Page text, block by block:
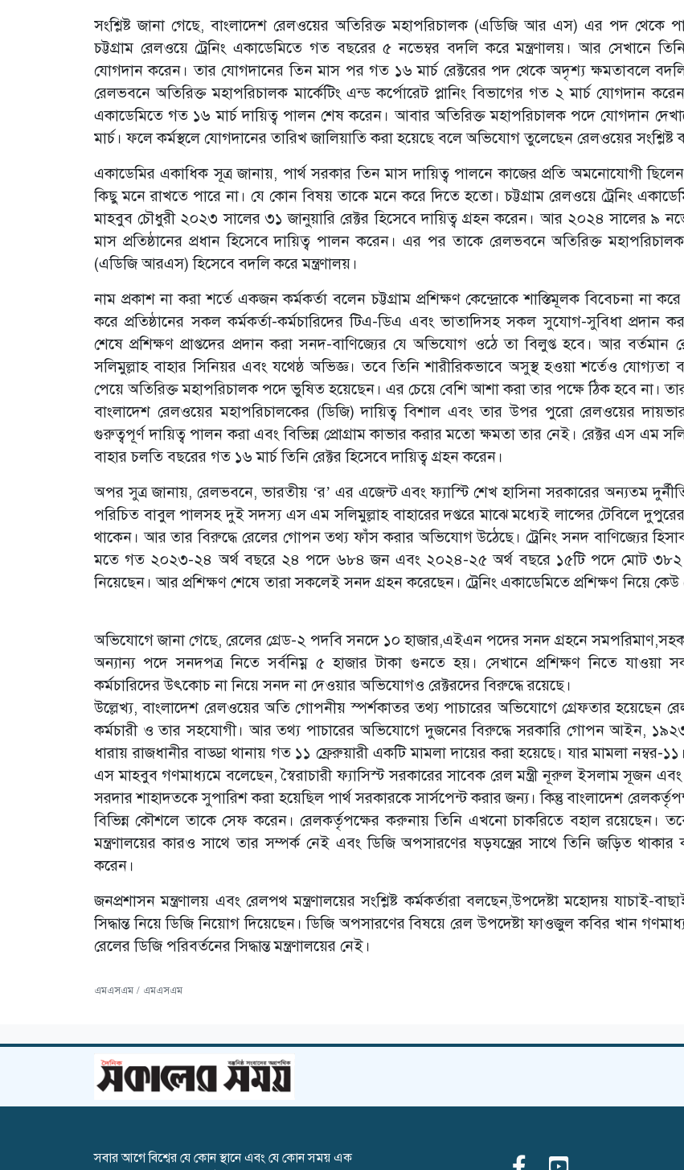
সংশ্লিষ্ট জানা গেছে, বাংলাদেশ রেলওয়ের অতিরিক্ত মহাপরিচালক (এডিজি আর এস) এর পদ থেকে
চট্টগ্রাম রেলওয়ে ট্রেনিং একাডেমিতে গত বছরের ৫ নভেম্বর বদলি করে মন্ত্রণালয়। আর সেখানে
যোগদান করেন। তার যোগদানের তিন মাস পর গত ১৬ মার্চ রেক্টরের পদ থেকে অদৃশ্য ক্ষমতাবলে বদলি
রেলভবনে অতিরিক্ত মহাপরিচালক মার্কেটিং এন্ড কর্পোরেট প্লানিং বিভাগের গত ২ মার্চ যোগদান করেন।
একাডেমিতে গত ১৬ মার্চ দায়িত্ব পালন শেষ করেন। আবার অতিরিক্ত মহাপরিচালক পদে যোগদান
মার্চ। ফলে কর্মস্থলে যোগদানের তারিখ জালিয়াতি করা হয়েছে বলে অভিযোগ তুলেছেন রেলওয়ের সংশ্লিষ্ট
একাডেমির একাধিক সূত্র জানায়, পার্থ সরকার তিন মাস দায়িত্ব পালনে কাজের প্রতি অমনোযোগী
কিছু মনে রাখতে পারে না। যে কোন বিষয় তাকে মনে করে দিতে হতো। চট্টগ্রাম রেলওয়ে ট্রেনিং
মাহবুব চৌধুরী ২০২৩ সালের ৩১ জানুয়ারি রেক্টর হিসেবে দায়িত্ব গ্রহন করেন। আর ২০২৪ সালের ৯
মাস প্রতিষ্ঠানের প্রধান হিসেবে দায়িত্ব পালন করেন। এর পর তাকে রেলভবনে অতিরিক্ত
(এডিজি আরএস) হিসেবে বদলি করে মন্ত্রণালয়।
নাম প্রকাশ না করা শর্তে একজন কর্মকর্তা বলেন চট্টগ্রাম প্রশিক্ষণ কেন্দ্রোকে শাস্তিমূলক বিবেচনা না
করে প্রতিষ্ঠানের সকল কর্মকর্তা-কর্মচারিদের টিএ-ডিএ এবং ভাতাদিসহ সকল সুযোগ-সুবিধা প্রদান
শেষে প্রশিক্ষণ প্রাপ্তদের প্রদান করা সনদ-বাণিজ্যের যে অভিযোগ ওঠে তা বিলুপ্ত হবে। আর বর্তমান
সলিমুল্লাহ বাহার সিনিয়র এবং যথেষ্ঠ অভিজ্ঞ। তবে তিনি শারীরিকভাবে অসুস্থ হওয়া শর্তেও যোগ্যতা
পেয়ে অতিরিক্ত মহাপরিচালক পদে ভুষিত হয়েছেন। এর চেয়ে বেশি আশা করা তার পক্ষে ঠিক হবে না।
বাংলাদেশ রেলওয়ের মহাপরিচালকের (ডিজি) দায়িত্ব বিশাল এবং তার উপর পুরো রেলওয়ের
গুরুত্বপূর্ণ দায়িত্ব পালন করা এবং বিভিন্ন প্রোগ্রাম কাভার করার মতো ক্ষমতা তার নেই। রেক্টর এস এম
বাহার চলতি বছরের গত ১৬ মার্চ তিনি রেক্টর হিসেবে দায়িত্ব গ্রহন করেন।
অপর সুত্র জানায়, রেলভবনে, ভারতীয় ‘র’ এর এজেন্ট এবং ফ্যাস্টি শেখ হাসিনা সরকারের অন্যতম
পরিচিত বাবুল পালসহ দুই সদস্য এস এম সলিমুল্লাহ বাহারের দপ্তরে মাঝে মধ্যেই লান্সের টেবিলে
থাকেন। আর তার বিরুদ্ধে রেলের গোপন তথ্য ফাঁস করার অভিযোগ উঠেছে। ট্রেনিং সনদ বাণিজ্যের
মতে গত ২০২৩-২৪ অর্থ বছরে ২৪ পদে ৬৮৪ জন এবং ২০২৪-২৫ অর্থ বছরে ১৫টি পদে মোট ৩৮২
নিয়েছেন। আর প্রশিক্ষণ শেষে তারা সকলেই সনদ গ্রহন করেছেন। ট্রেনিং একাডেমিতে প্রশিক্ষণ নিয়ে
অভিযোগে জানা গেছে, রেলের গ্রেড-২ পদবি সনদে ১০ হাজার,এইএন পদের সনদ গ্রহনে
অন্যান্য পদে সনদপত্র নিতে সর্বনিম্ন ৫ হাজার টাকা গুনতে হয়। সেখানে প্রশিক্ষণ নিতে যাওয়া
কর্মচারিদের উৎকোচ না নিয়ে সনদ না দেওয়ার অভিযোগও রেক্টরদের বিরুদ্ধে রয়েছে।
উল্লেখ্য, বাংলাদেশ রেলওয়ের অতি গোপনীয় স্পর্শকাতর তথ্য পাচারের অভিযোগে গ্রেফতার হয়েছেন
কর্মচারী ও তার সহযোগী। আর তথ্য পাচারের অভিযোগে দুজনের বিরুদ্ধে সরকারি গোপন আইন,
ধারায় রাজধানীর বাড্ডা থানায় গত ১১ ফ্রেরুয়ারী একটি মামলা দায়ের করা হয়েছে। যার মামলা নম্বর-
এস মাহবুব গণমাধ্যমে বলেছেন, স্বৈরাচারী ফ্যাসিস্ট সরকারের সাবেক রেল মন্ত্রী নূরুল ইসলাম সূজন
সরদার শাহাদতকে সুপারিশ করা হয়েছিল পার্থ সরকারকে সার্সপেন্ট করার জন্য। কিন্তু বাংলাদেশ
বিভিন্ন কৌশলে তাকে সেফ করেন। রেলকর্তৃপক্ষের করুনায় তিনি এখনো চাকরিতে বহাল রয়েছেন।
মন্ত্রণালয়ের কারও সাথে তার সম্পর্ক নেই এবং ডিজি অপসারণের ষড়যন্ত্রের সাথে তিনি জড়িত থাকার
করেন।
জনপ্রশাসন মন্ত্রণালয় এবং রেলপথ মন্ত্রণালয়ের সংশ্লিষ্ট কর্মকর্তারা বলছেন,উপদেষ্টা মহোদয় যাচাই-
সিদ্ধান্ত নিয়ে ডিজি নিয়োগ দিয়েছেন। ডিজি অপসারণের বিষয়ে রেল উপদেষ্টা ফাওজুল কবির খান
রেলের ডিজি পরিবর্তনের সিদ্ধান্ত মন্ত্রণালয়ের নেই।
এমএসএম / এমএসএম
সবার আগে বিশ্বের যে কোন স্থানে এবং যে কোন সময় এক